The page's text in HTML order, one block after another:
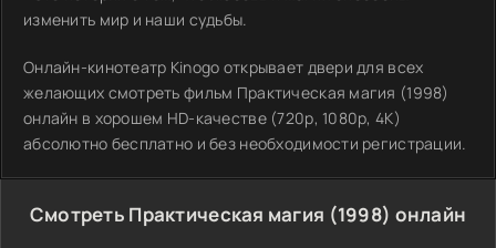
изменить мир и наши судьбы.
Онлайн-кинотеатр Kinogo открывает двери для всех
желающих смотреть фильм Практическая магия (1998)
онлайн в хорошем HD-качестве (720p, 1080p, 4K)
абсолютно бесплатно и без необходимости регистрации.
Смотреть Практическая магия (1998) онлайн